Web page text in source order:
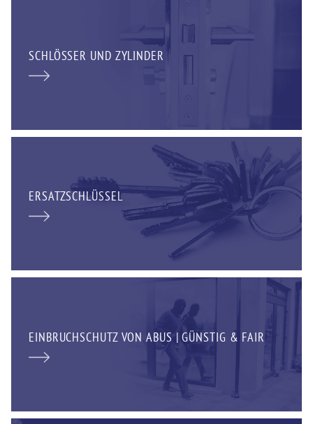
SCHLÖSSER UND ZYLINDER
ERSATZSCHLÜSSEL
EINBRUCHSCHUTZ VON ABUS | GÜNSTIG & FAIR